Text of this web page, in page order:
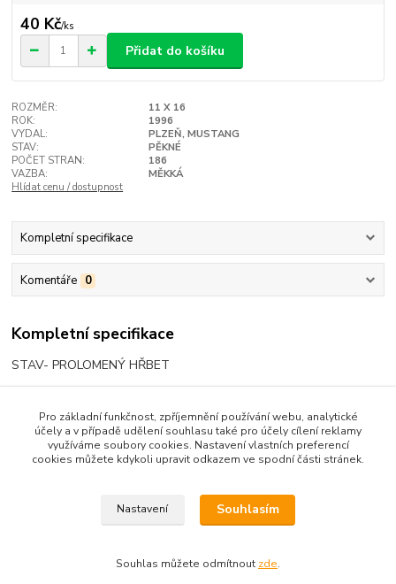
40 Kč/ks
Přidat do košíku
ROZMĚR:
11 X 16
ROK:
1996
VYDAL:
PLZEŇ, MUSTANG
STAV:
PĚKNÉ
POČET STRAN:
186
VAZBA:
MĚKKÁ
Hlídat cenu / dostupnost
Kompletní specifikace
Komentáře 0
Kompletní specifikace
STAV- PROLOMENÝ HŘBET
Zboží zařazeno v kategoriích
Pro základní funkčnost, zpříjemnění používání webu, analytické
účely a v případě udělení souhlasu také pro účely cílení reklamy
využíváme soubory cookies. Nastavení vlastních preferencí
cookies můžete kdykoli upravit odkazem ve spodní části stránek.
Nastavení Souhlasím
Souhlas můžete odmítnout zde.